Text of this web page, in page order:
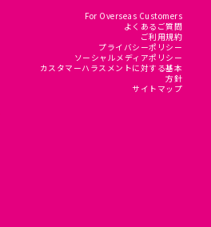
For Overseas Customers
よくあるご質問
ご利用規約
プライバシーポリシー
ソーシャルメディアポリシー
カスタマーハラスメントに対する基本
方針
サイトマップ